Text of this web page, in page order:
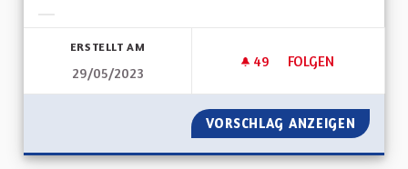
ERSTELLT AM
29/05/2023
49 49 FOLLOWER
FOLGEN
AUTORISER À
VORSCHLAG ANZEIGEN